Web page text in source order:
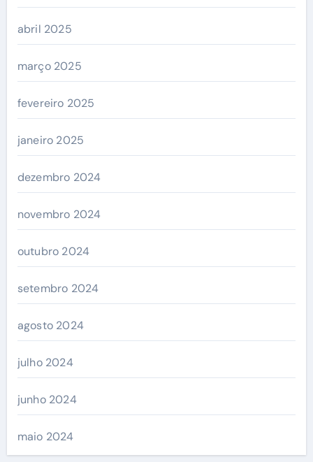
abril 2025
março 2025
fevereiro 2025
janeiro 2025
dezembro 2024
novembro 2024
outubro 2024
setembro 2024
agosto 2024
julho 2024
junho 2024
maio 2024